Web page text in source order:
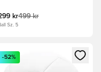
kr499 kr
Sz. 5
registrera dig som
en Modal för att
-52%